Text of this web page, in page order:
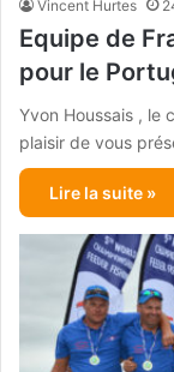
Vincent Hurtes
Equipe de
pour le
Yvon Houssais , le
plaisir de vous
Lire la suite »